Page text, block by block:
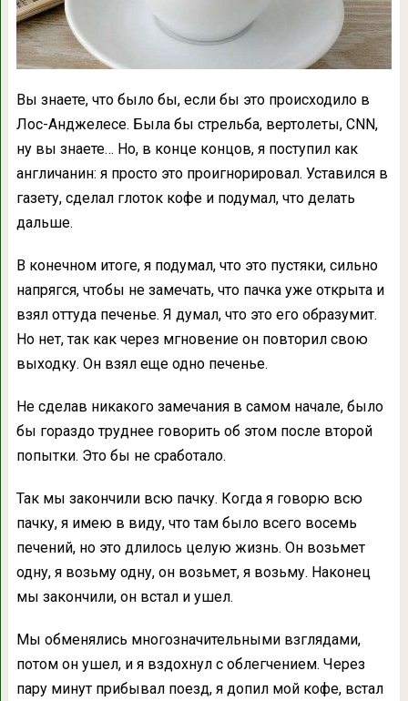
Вы знаете, что было бы, если бы это происходило в
Лос-Анджелесе. Была бы стрельба, вертолеты, CNN,
ну вы знаете… Но, в конце концов, я поступил как
англичанин: я просто это проигнорировал. Уставился в
газету, сделал глоток кофе и подумал, что делать
дальше.
В конечном итоге, я подумал, что это пустяки, сильно
напрягся, чтобы не замечать, что пачка уже открыта и
взял оттуда печенье. Я думал, что это его образумит.
Но нет, так как через мгновение он повторил свою
выходку. Он взял еще одно печенье.
Не сделав никакого замечания в самом начале, было
бы гораздо труднее говорить об этом после второй
попытки. Это бы не сработало.
Так мы закончили всю пачку. Когда я говорю всю
пачку, я имею в виду, что там было всего восемь
печений, но это длилось целую жизнь. Он возьмет
одну, я возьму одну, он возьмет, я возьму. Наконец
мы закончили, он встал и ушел.
Мы обменялись многозначительными взглядами,
потом он ушел, и я вздохнул с облегчением. Через
пару минут прибывал поезд, я допил мой кофе, встал